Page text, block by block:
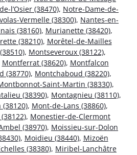
l’Osier (38470), Notre-Dame-de-
Vermelle (38300), Nantes-en-
(38160), Murianette (38420),
(38210), Morêtel-de-Mailles
, Montseveroux (38122),
Montferrat (38620), Montfalcon
(38770), Montchaboud (38220),
Saint-Martin (38330),
(38390), Montagnieu (38110),
, Mont-de-Lans (38860),
, Monestier-de-Clermont
(38970), Moissieu-sur-Dolon
, Moidieu (38440), Mizoën
(38380), Miribel-Lanchâtre